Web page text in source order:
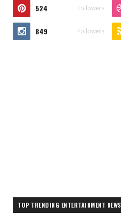
524 Followers
849 Followers
TOP TRENDING ENTERTAINMENT NEWS